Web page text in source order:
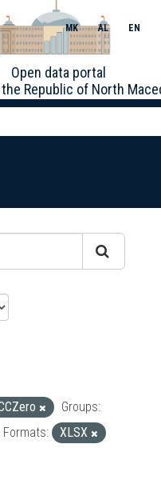
Open data portal
Republic of North
MK AL EN
Groups:
Formats:
XLSX